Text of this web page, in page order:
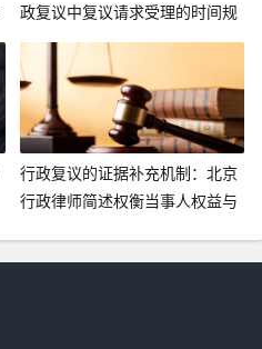
政复议中复议请求受理的时间规
定与案例分析
行政复议的证据补充机制：北京
行政律师简述权衡当事人权益与